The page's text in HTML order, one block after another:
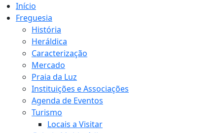
Início
Freguesia
História
Heráldica
Caracterização
Mercado
Praia da Luz
Instituições e Associações
Agenda de Eventos
Turismo
Locais a Visitar